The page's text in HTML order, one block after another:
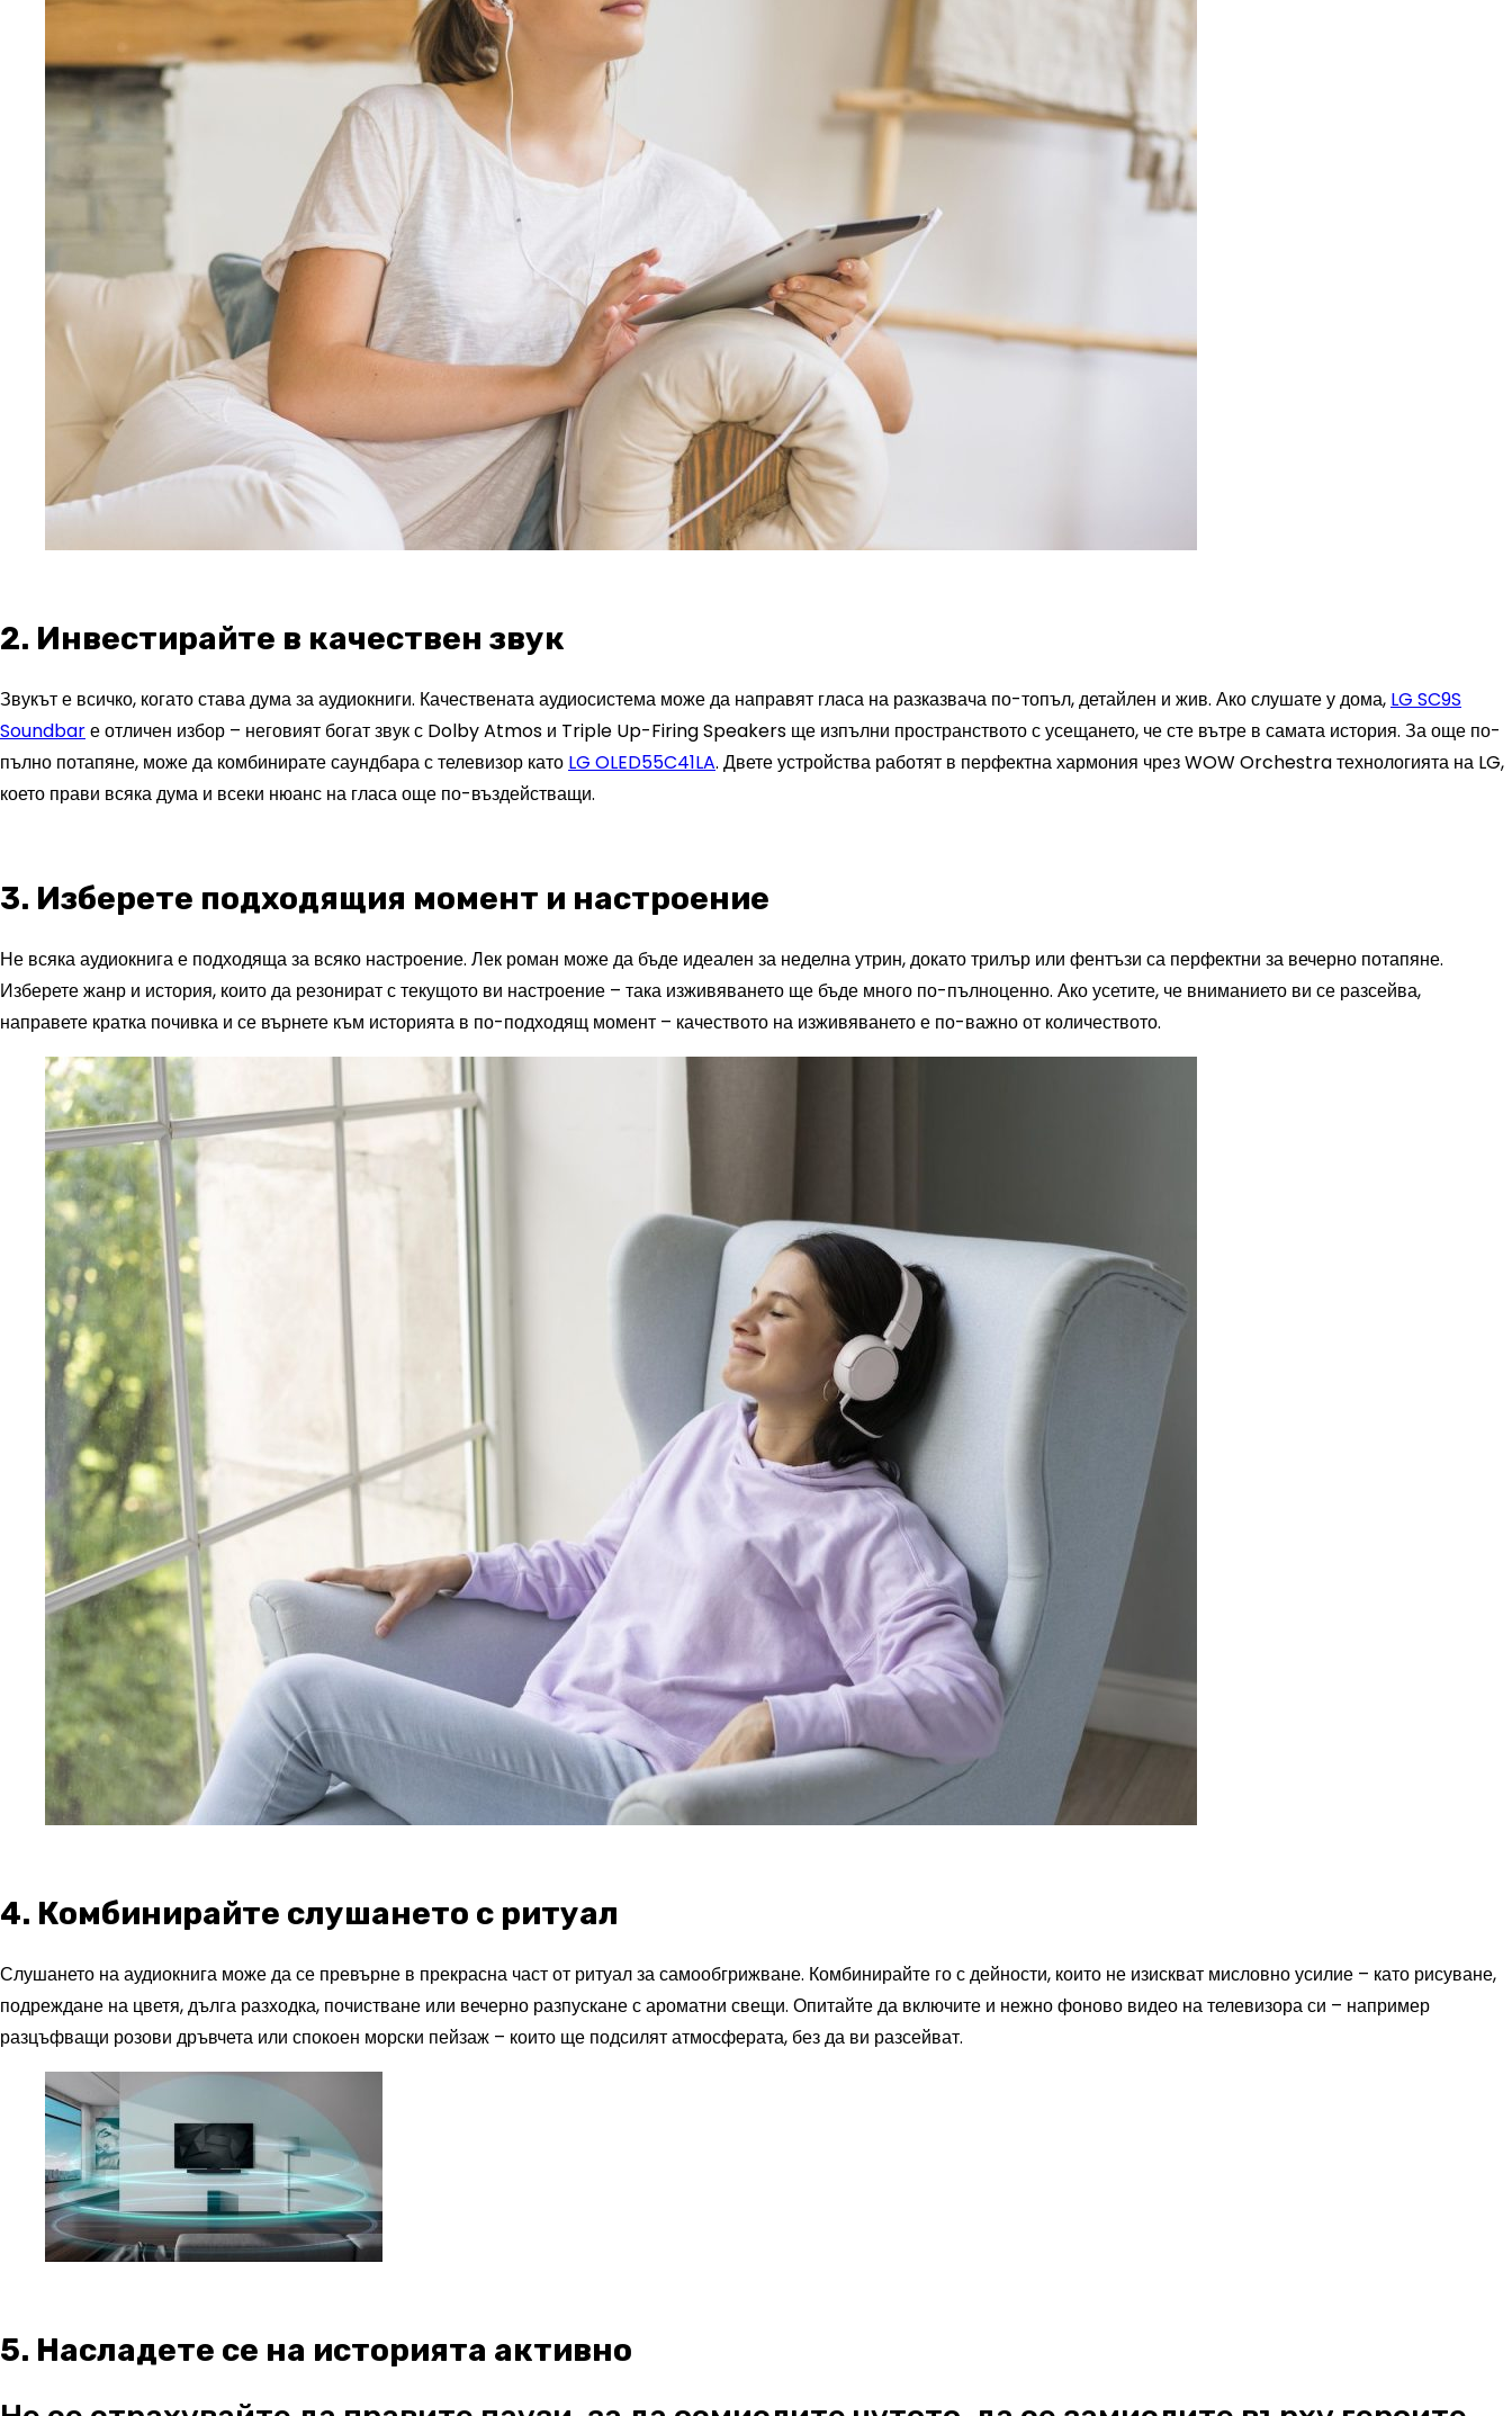
2. Инвестирайте в качествен звук
Звукът е всичко, когато става дума за аудиокниги. Качествената аудиосистема може да направят гласа на разказвача по-топъл, детайлен и жив. Ако слушате у дома, LG SC9S
Soundbarе отличен избор – неговият богат звук с Dolby Atmos и Triple Up-Firing Speakers ще изпълни пространството с усещането, че сте вътре в самата история. За още по-
пълно потапяне, може да комбинирате саундбара с телевизор като LG OLED55C41LA. Двете устройства работят в перфектна хармония чрез WOW Orchestra технологията на LG,
което прави всяка дума и всеки нюанс на гласа още по-въздействащи.
3. Изберете подходящия момент и настроение
Не всяка аудиокнига е подходяща за всяко настроение. Лек роман може да бъде идеален за неделна утрин, докато трилър или фентъзи са перфектни за вечерно потапяне.
Изберете жанр и история, които да резонират с текущото ви настроение – така изживяването ще бъде много по-пълноценно. Ако усетите, че вниманието ви се разсейва,
направете кратка почивка и се върнете към историята в по-подходящ момент – качеството на изживяването е по-важно от количеството.
4. Комбинирайте слушането с ритуал
Слушането на аудиокнига може да се превърне в прекрасна част от ритуал за самообгрижване. Комбинирайте го с дейности, които не изискват мисловно усилие – като рисуване,
подреждане на цветя, дълга разходка, почистване или вечерно разпускане с ароматни свещи. Опитайте да включите и нежно фоново видео на телевизора си – например
разцъфващи розови дръвчета или спокоен морски пейзаж – които ще подсилят атмосферата, без да ви разсейват.
5. Насладете се на историята активно